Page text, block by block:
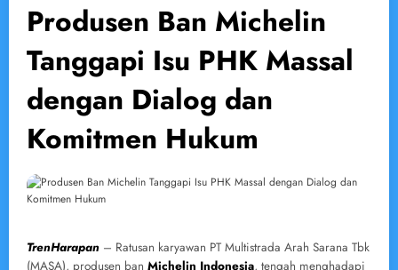
Produsen Ban Michelin
Tanggapi Isu PHK Massal
dengan Dialog dan
Komitmen Hukum
TrenHarapan – Ratusan karyawan PT Multistrada Arah Sarana Tbk
(MASA), produsen ban Michelin Indonesia, tengah menghadapi